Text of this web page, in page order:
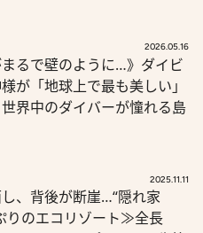
2026.05.16
まるで壁のように…》ダイビ
が「地球上で最も美しい」
界中のダイバーが憧れる島
2025.11.11
、背後が断崖…“隠れ家
りのエコリゾート≫全長